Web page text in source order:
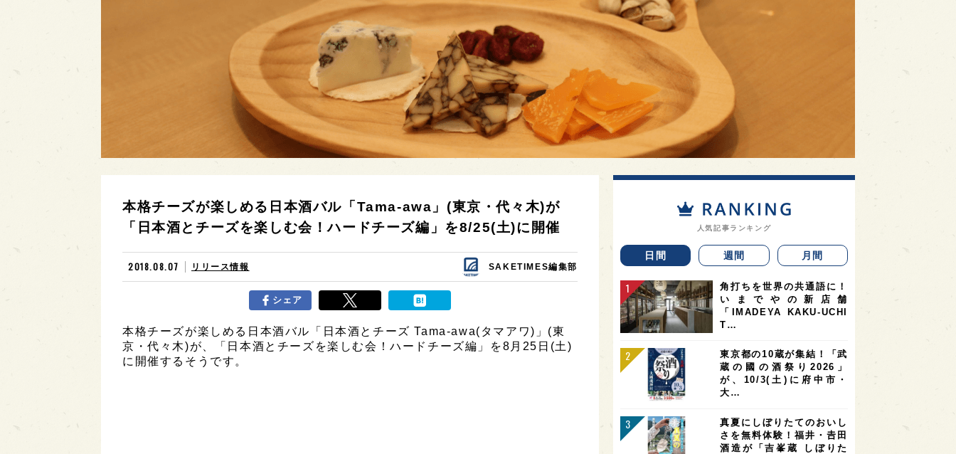
本格チーズが楽しめる日本酒バル「Tama-awa」(東京・代々木)が
「日本酒とチーズを楽しむ会！ハードチーズ編」を8/25(土)に開催
2018.08.07 リリース情報 SAKETIMES編集部
シェア
本格チーズが楽しめる日本酒バル「日本酒とチーズ Tama-awa(タマアワ)」(東
京・代々木)が、「日本酒とチーズを楽しむ会！ハードチーズ編」を8月25日(土)
に開催するそうです。
人気記事ランキング
日間 週間 月間
角打ちを世界の共通語に！
いまでやの新店舗
「IMADEYA KAKU-UCHI
T…
東京都の10蔵が集結！「武
蔵の國の酒祭り2026」
が、10/3(土)に府中市・
大…
真夏にしぼりたてのおいし
さを無料体験！福井・𠮷田
酒造が「吉峯蔵 しぼりた